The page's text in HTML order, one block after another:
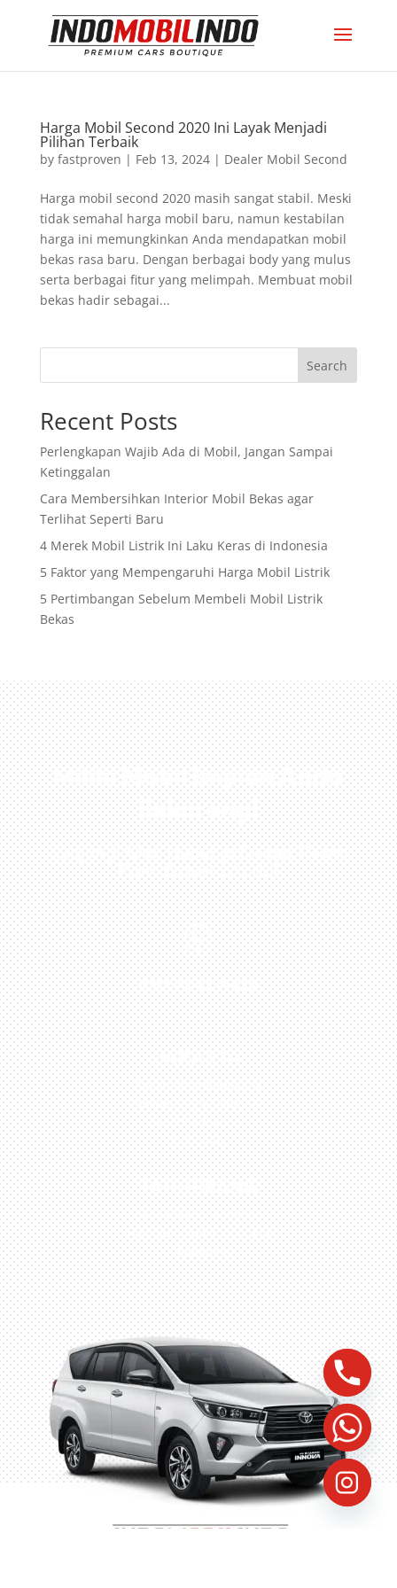
Harga Mobil Second 2020 Ini Layak Menjadi
Pilihan Terbaik
by fastproven | Feb 13, 2024| Dealer Mobil Second
Harga mobil second 2020 masih sangat stabil. Meski
tidak semahal harga mobil baru, namun kestabilan
harga ini memungkinkan Anda mendapatkan mobil
bekas rasa baru. Dengan berbagai body yang mulus
serta berbagai fitur yang melimpah. Membuat mobil
bekas hadir sebagai...
Search
Recent Posts
Perlengkapan Wajib Ada di Mobil, Jangan Sampai
Ketinggalan
Cara Membersihkan Interior Mobil Bekas agar
Terlihat Seperti Baru
4 Merek Mobil Listrik Ini Laku Keras di Indonesia
5 Faktor yang Mempengaruhi Harga Mobil Listrik
5 Pertimbangan Sebelum Membeli Mobil Listrik
Bekas
Miliki Mobil Impian Anda
Sekarang!
Kunjungi Atau Hubungi Dealer Resmi
Kami Di Kota Anda!

0813-1054-7548
JAKARTA
Perumahan Boulevard
Taman Surya 3 Blok h2,
No.27, Jakarta –
Indonesia
TANGERANG
Husein Sastra Negara,
No.8 Jurumudi Tangerang
– Indonesia